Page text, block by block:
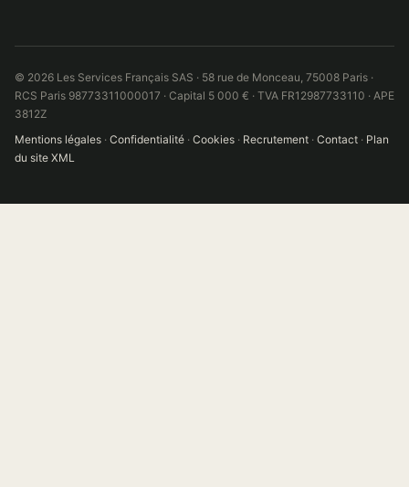
© 2026 Les Services Français SAS · 58 rue de Monceau, 75008 Paris ·
RCS Paris 98773311000017 · Capital 5 000 € · TVA FR12987733110 · APE
3812Z
Mentions légales · Confidentialité · Cookies · Recrutement · Contact · Plan
du site XML